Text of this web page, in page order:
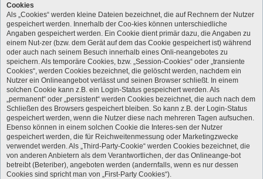
Cookies
Als „Cookies“ werden kleine Dateien bezeichnet, die auf Rechnern der Nutzer
gespeichert werden. Innerhalb der Coo-kies können unterschiedliche
Angaben gespeichert werden. Ein Cookie dient primär dazu, die Angaben zu
einem Nut-zer (bzw. dem Gerät auf dem das Cookie gespeichert ist) während
oder auch nach seinem Besuch innerhalb eines Onli-neangebotes zu
speichern. Als temporäre Cookies, bzw. „Session-Cookies“ oder „transiente
Cookies“, werden Cookies bezeichnet, die gelöscht werden, nachdem ein
Nutzer ein Onlineangebot verlässt und seinen Browser schließt. In einem
solchen Cookie kann z.B. ein Login-Status gespeichert werden. Als
„permanent“ oder „persistent“ werden Cookies bezeichnet, die auch nach dem
Schließen des Browsers gespeichert bleiben. So kann z.B. der Login-Status
gespeichert werden, wenn die Nutzer diese nach mehreren Tagen aufsuchen.
Ebenso können in einem solchen Cookie die Interes-sen der Nutzer
gespeichert werden, die für Reichweitenmessung oder Marketingzwecke
verwendet werden. Als „Third-Party-Cookie“ werden Cookies bezeichnet, die
von anderen Anbietern als dem Verantwortlichen, der das Onlineange-bot
betreibt (Beteriber), angeboten werden (andernfalls, wenn es nur dessen
Cookies sind spricht man von „First-Party Cookies“).